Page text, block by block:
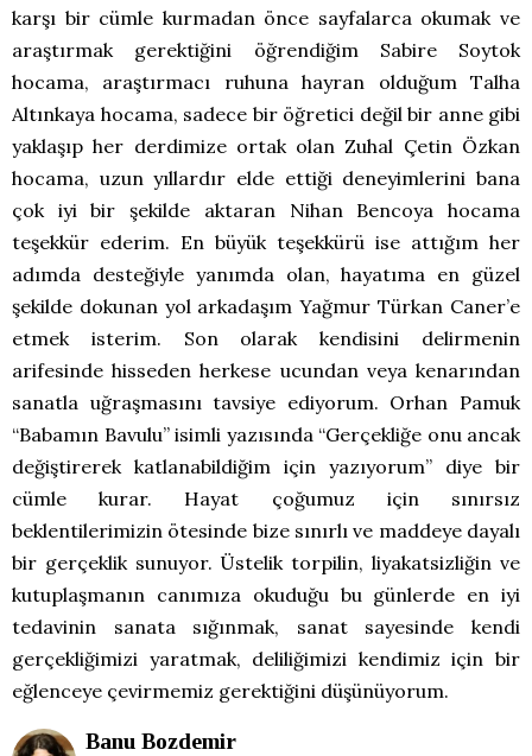
karşı bir cümle kurmadan önce sayfalarca okumak ve
araştırmak gerektiğini öğrendiğim Sabire Soytok
hocama, araştırmacı ruhuna hayran olduğum Talha
Altınkaya hocama, sadece bir öğretici değil bir anne gibi
yaklaşıp her derdimize ortak olan Zuhal Çetin Özkan
hocama, uzun yıllardır elde ettiği deneyimlerini bana
çok iyi bir şekilde aktaran Nihan Bencoya hocama
teşekkür ederim. En büyük teşekkürü ise attığım her
adımda desteğiyle yanımda olan, hayatıma en güzel
şekilde dokunan yol arkadaşım Yağmur Türkan Caner’e
etmek isterim. Son olarak kendisini delirmenin
arifesinde hisseden herkese ucundan veya kenarından
sanatla uğraşmasını tavsiye ediyorum. Orhan Pamuk
“Babamın Bavulu” isimli yazısında “Gerçekliğe onu ancak
değiştirerek katlanabildiğim için yazıyorum” diye bir
cümle kurar. Hayat çoğumuz için sınırsız
beklentilerimizin ötesinde bize sınırlı ve maddeye dayalı
bir gerçeklik sunuyor. Üstelik torpilin, liyakatsizliğin ve
kutuplaşmanın canımıza okuduğu bu günlerde en iyi
tedavinin sanata sığınmak, sanat sayesinde kendi
gerçekliğimizi yaratmak, deliliğimizi kendimiz için bir
eğlenceye çevirmemiz gerektiğini düşünüyorum.
Banu Bozdemir